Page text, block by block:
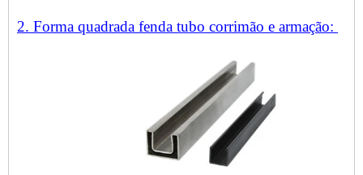
2. Forma quadrada fenda tubo corrimão e armação: